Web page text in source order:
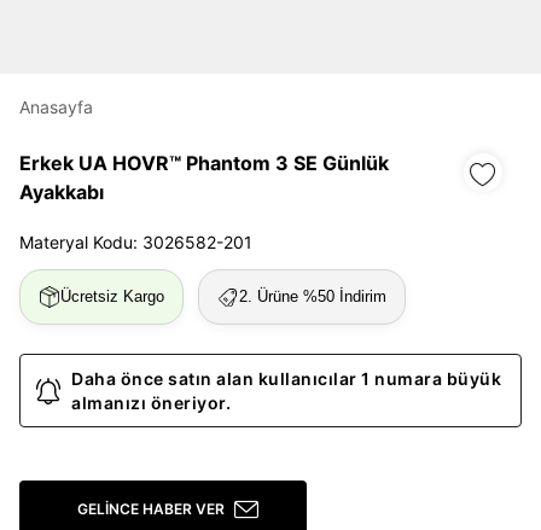
Anasayfa
Erkek UA HOVR™ Phantom 3 SE Günlük
Ayakkabı
Materyal Kodu: 3026582-201
Ücretsiz Kargo 2. Ürüne %50 İndirim
Daha önce satın alan kullanıcılar 1 numara büyük
almanızı öneriyor.
GELINCE HABER VER
Giriş Yap Kayıt Ol
Şifre
göster
Şifremi Unuttum